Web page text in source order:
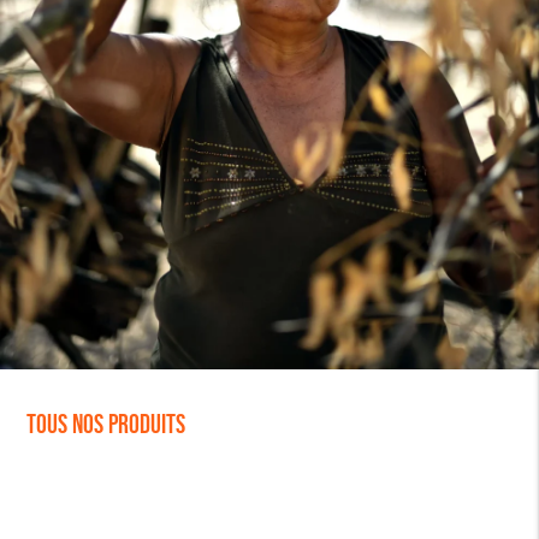
Tous nos produits